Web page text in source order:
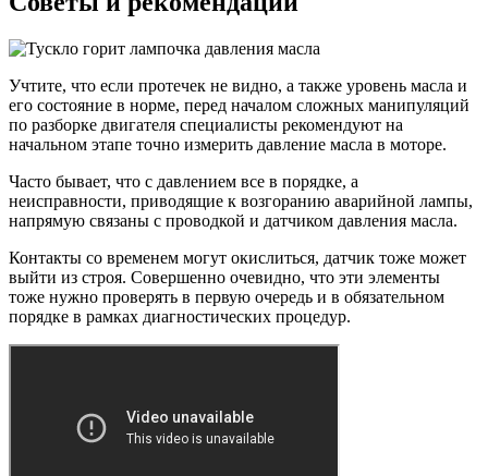
Учтите, что если протечек не видно, а также уровень масла и
его состояние в норме, перед началом сложных манипуляций
по разборке двигателя специалисты рекомендуют на
начальном этапе точно измерить давление масла в моторе.
Часто бывает, что с давлением все в порядке, а
неисправности, приводящие к возгоранию аварийной лампы,
напрямую связаны с проводкой и датчиком давления масла.
Контакты со временем могут окислиться, датчик тоже может
выйти из строя. Совершенно очевидно, что эти элементы
тоже нужно проверять в первую очередь и в обязательном
порядке в рамках диагностических процедур.